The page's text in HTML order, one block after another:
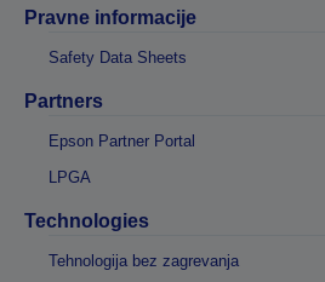
Pravne informacije
Safety Data Sheets
Partners
Epson Partner Portal
LPGA
Technologies
Tehnologija bez zagrevanja